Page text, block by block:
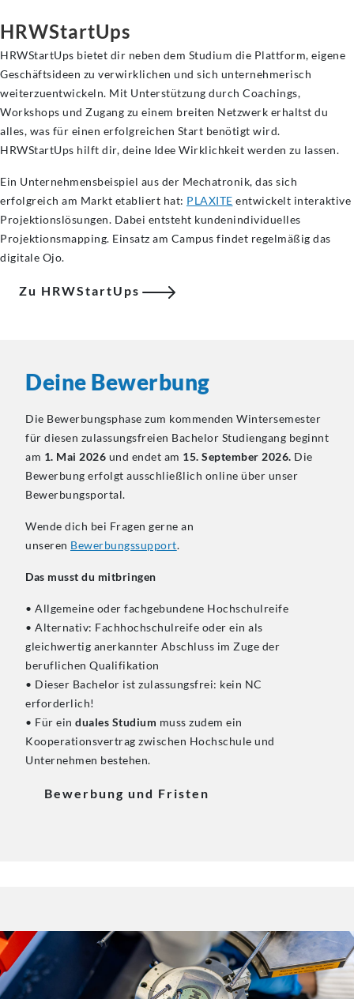
HRWStartUps
HRWStartUps bietet dir neben dem Studium die Plattform, eigene
Geschäftsideen zu verwirklichen und sich unternehmerisch
weiterzuentwickeln. Mit Unterstützung durch Coachings,
Workshops und Zugang zu einem breiten Netzwerk erhaltst du
alles, was für einen erfolgreichen Start benötigt wird.
HRWStartUps hilft dir, deine Idee Wirklichkeit werden zu lassen.
Ein Unternehmensbeispiel aus der Mechatronik, das sich
erfolgreich am Markt etabliert hat: PLAXITE entwickelt interaktive
Projektionslösungen. Dabei entsteht kundenindividuelles
Projektionsmapping. Einsatz am Campus findet regelmäßig das
digitale Ojo.
Zu HRWStartUps
Deine Bewerbung
Die Bewerbungsphase zum kommenden Wintersemester
für diesen zulassungsfreien Bachelor Studiengang beginnt
am 1. Mai 2026 und endet am 15. September 2026. Die
Bewerbung erfolgt ausschließlich online über unser
Bewerbungsportal.
Wende dich bei Fragen gerne an
unseren Bewerbungssupport.
Das musst du mitbringen
• Allgemeine oder fachgebundene Hochschulreife
• Alternativ: Fachhochschulreife oder ein als
gleichwertig anerkannter Abschluss im Zuge der
beruflichen Qualifikation
• Dieser Bachelor ist zulassungsfrei: kein NC
erforderlich!
• Für ein duales Studium muss zudem ein
Kooperationsvertrag zwischen Hochschule und
Unternehmen bestehen.
Bewerbung und Fristen